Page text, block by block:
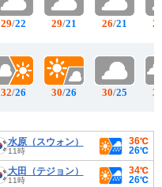
29/22
32/26
29/21
30/26
26/21
30/25
水原（スウォン）
11時
36℃
26℃
大田（テジョン）
11時
34℃
26℃